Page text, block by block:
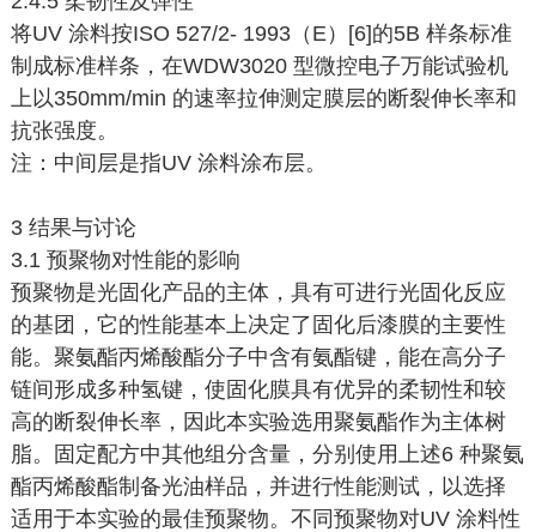
将UV 涂料按ISO 527/2- 1993（E）[6]的5B 样条标准
制成标准样条，在WDW3020 型微控电子万能试验机
上以350mm/min 的速率拉伸测定膜层的断裂伸长率和
抗张强度。
注：中间层是指UV 涂料涂布层。
3 结果与讨论
3.1 预聚物对性能的影响
预聚物是光固化产品的主体，具有可进行光固化反应
的基团，它的性能基本上决定了固化后漆膜的主要性
能。聚氨酯丙烯酸酯分子中含有氨酯键，能在高分子
链间形成多种氢键，使固化膜具有优异的柔韧性和较
高的断裂伸长率，因此本实验选用聚氨酯作为主体树
脂。固定配方中其他组分含量，分别使用上述6 种聚氨
酯丙烯酸酯制备光油样品，并进行性能测试，以选择
适用于本实验的最佳预聚物。不同预聚物对UV 涂料性